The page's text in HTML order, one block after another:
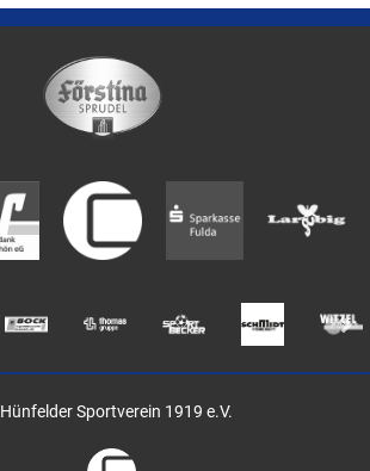
Hünfelder Sportverein 1919 e.V.